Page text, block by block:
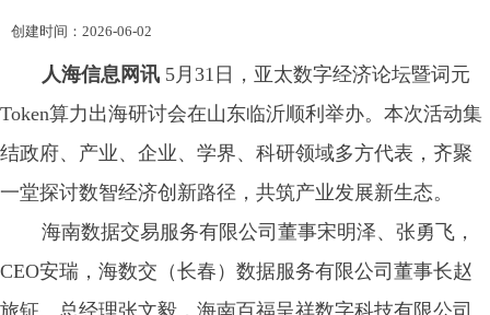
人海信息网讯 5月31日，亚太数字经济论坛暨词元
Token算力出海研讨会在山东临沂顺利举办。本次活动集
结政府、产业、企业、学界、科研领域多方代表，齐聚
一堂探讨数智经济创新路径，共筑产业发展新生态。
海南数据交易服务有限公司董事宋明泽、张勇飞，
CEO安瑞，海数交（长春）数据服务有限公司董事长赵
旅钲、总经理张文毅，海南百福呈祥数字科技有限公司
创建时间： 2026-06-02